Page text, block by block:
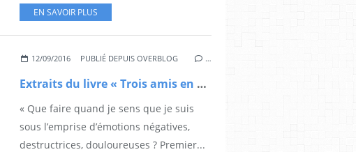
EN SAVOIR PLUS
12/09/2016 PUBLIÉ DEPUIS OVERBLOG …
Extraits du livre « Trois amis en quête de Sagesse » (5)
« Que faire quand je sens que je suis
sous l’emprise d’émotions négatives,
destructrices, douloureuses ? Premier...